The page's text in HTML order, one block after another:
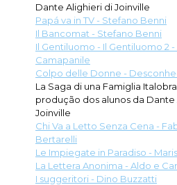
Dante Alighieri di Joinville
Papá va in TV - Stefano Benni
Il Bancomat - Stefano Benni
Il Gentiluomo - Il Gentiluomo 2 -
Camapanile
Colpo delle Donne -
La Saga di una Famiglia
produção dos alunos da Dante
Joinville
Chi Va a Letto Senza Cena -
Bertarelli
Le Impiegate in Paradiso -
La Lettera Anonima - Aldo e
I suggeritori - Dino Buzzatti